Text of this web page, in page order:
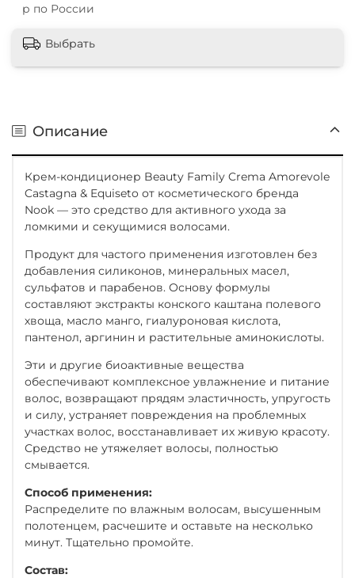
р по России
Выбрать
Описание
Крем-кондиционер Beauty Family Crema Amorevole
Castagna & Equiseto от косметического бренда
Nook — это средство для активного ухода за
ломкими и секущимися волосами.
Продукт для частого применения изготовлен без
добавления силиконов, минеральных масел,
сульфатов и парабенов. Основу формулы
составляют экстракты конского каштана полевого
хвоща, масло манго, гиалуроновая кислота,
пантенол, аргинин и растительные аминокислоты.
Эти и другие биоактивные вещества
обеспечивают комплексное увлажнение и питание
волос, возвращают прядям эластичность, упругость
и силу, устраняет повреждения на проблемных
участках волос, восстанавливает их живую красоту.
Средство не утяжеляет волосы, полностью
смывается.
Способ применения:
Распределите по влажным волосам, высушенным
полотенцем, расчешите и оставьте на несколько
минут. Тщательно промойте.
Состав: